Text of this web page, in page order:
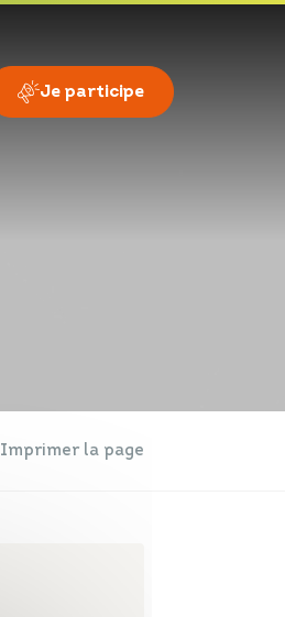
Je participe
Imprimer la page